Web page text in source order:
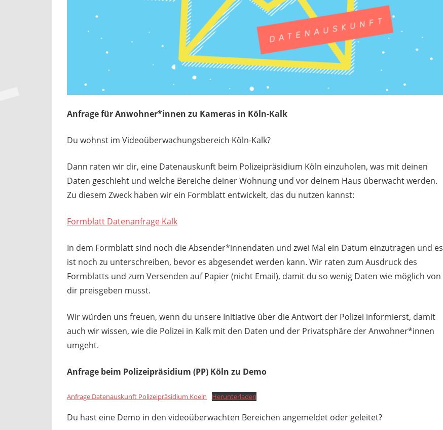
Anfrage für Anwohner*innen zu Kameras in Köln-Kalk
Du wohnst im Videoüberwachungsbereich Köln-Kalk?
Dann raten wir dir, eine Datenauskunft beim Polizeipräsidium Köln einzuholen, was mit deinen
Daten geschieht und welche Bereiche deiner Wohnung und vor deinem Haus überwacht werden.
Zu diesem Zweck haben wir ein Formblatt entwickelt, das du nutzen kannst:
Formblatt Datenanfrage Kalk
In dem Formblatt sind noch die Absender*innendaten und zwei Mal ein Datum einzutragen und es
ist noch zu unterschreiben, bevor es abgesendet werden kann. Wir raten zum Ausdruck des
Formblatts und zum Versenden auf Papier (nicht Email), damit du so wenig Daten wie möglich von
dir preisgeben musst.
Wir würden uns freuen, wenn du unsere Initiative über die Antwort der Polizei informierst, damit
auch wir wissen, wie die Polizei in Kalk mit den Daten und der Privatsphäre der Anwohner*innen
umgeht.
Anfrage beim Polizeipräsidium (PP) Köln zu Demo
Anfrage Datenauskunft Polizeipräsidium Koeln Herunterladen
Du hast eine Demo in den videoüberwachten Bereichen angemeldet oder geleitet?